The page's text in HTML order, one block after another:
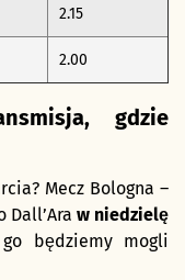
2.15
2.00
gdzie
Mecz Bologna –
w niedzielę
będziemy mogli